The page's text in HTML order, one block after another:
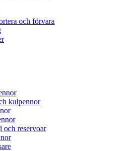
och förvara
kulpennor
och reservoar